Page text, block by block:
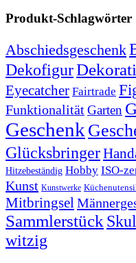
Produkt-Schlagwörter
Abschiedsgeschenk
Dekofigur
Eyecatcher Fairtrade
FunktionalitätGarten
Geschenk
Glücksbringer
Hitzebeständig Hobby ISO-
Kunst Kunstwerke
Mitbringsel
Sammlerstück
witzig